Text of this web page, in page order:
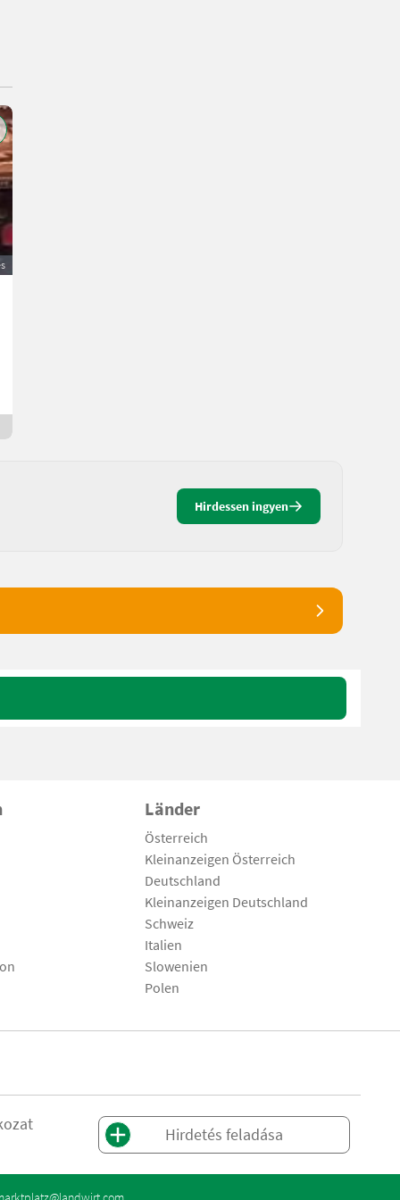
Hirdessen ingyen
Länder
Österreich
Kleinanzeigen Österreich
Deutschland
Kleinanzeigen Deutschland
Schweiz
Italien
Slowenien
Polen
Hirdetés feladása